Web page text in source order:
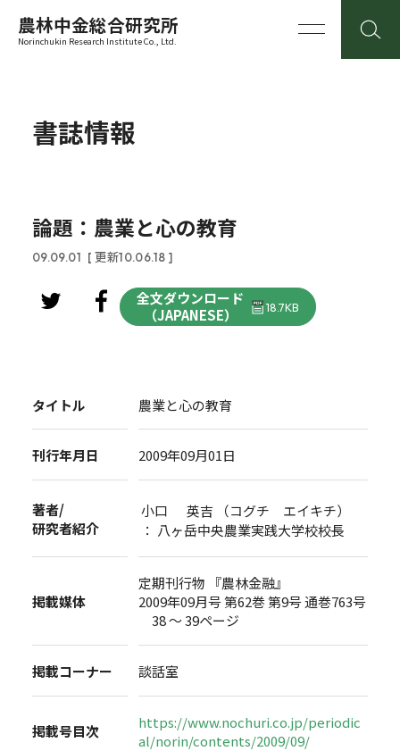
農林中金総合研究所
Norinchukin Research Institute Co., Ltd.
書誌情報
論題：農業と心の教育
09.09.01 [ 更新10.06.18 ]
全文ダウンロード
（JAPANESE）
18.7KB
タイトル 農業と心の教育
刊行年月日 2009年09月01日
著者/
研究者紹介
小口 英吉 （コグチ エイキチ）
： 八ヶ岳中央農業実践大学校校長
掲載媒体
定期刊行物 『農林金融』
2009年09月号 第62巻 第9号 通巻763号
38 ～ 39ページ
掲載コーナー 談話室
掲載号目次
https://www.nochuri.co.jp/periodic
al/norin/contents/2009/09/